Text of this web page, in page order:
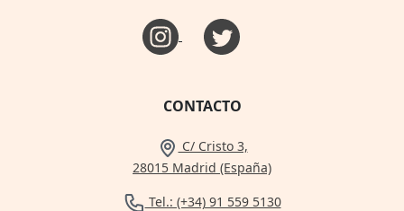
CONTACTO
C/ Cristo 3,
28015 Madrid (España)
Tel.: (+34) 91 559 5130